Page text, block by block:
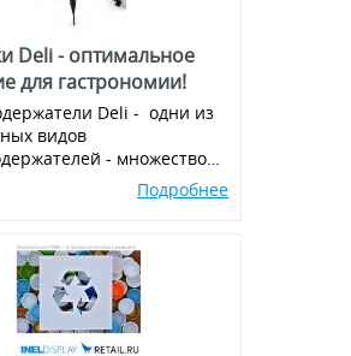
Deli - оптимальное
для гастрономии!
Deli - одни из
видов
- множество
и комбинаций, всегда в
Подробнее